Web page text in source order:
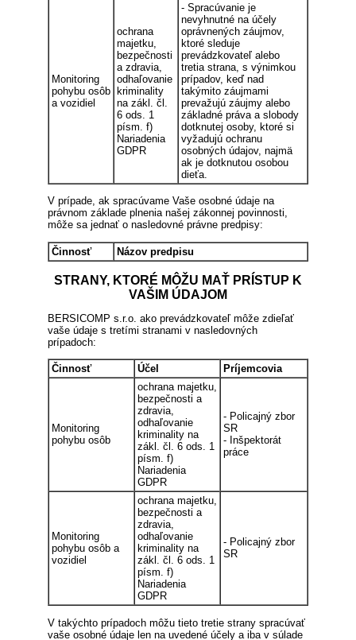
Monitoring
pohybu osôb
a vozidiel
ochrana
majetku,
bezpečnosti
a zdravia,
odhaľovanie
kriminality
na zákl. čl.
6 ods. 1
písm. f)
Nariadenia
GDPR
- Spracúvanie je
nevyhnutné na účely
oprávnených záujmov,
ktoré sleduje
prevádzkovateľ alebo
tretia strana, s výnimkou
prípadov, keď nad
takýmito záujmami
prevažujú záujmy alebo
základné práva a slobody
dotknutej osoby, ktoré si
vyžadujú ochranu
osobných údajov, najmä
ak je dotknutou osobou
dieťa.
V prípade, ak spracúvame Vaše osobné údaje na
právnom základe plnenia našej zákonnej povinnosti,
môže sa jednať o nasledovné právne predpisy:
Činnosť Názov predpisu
STRANY, KTORÉ MÔŽU MAŤ PRÍSTUP K
VAŠIM ÚDAJOM
BERSICOMP s.r.o. ako prevádzkovateľ môže zdieľať
vaše údaje s tretími stranami v nasledovných
prípadoch:
Činnosť Účel Príjemcovia
Monitoring
pohybu osôb
ochrana majetku,
bezpečnosti a
zdravia,
odhaľovanie
kriminality na
zákl. čl. 6 ods. 1
písm. f)
Nariadenia
GDPR
- Policajný zbor
SR
- Inšpektorát
práce
Monitoring
pohybu osôb a
vozidiel
ochrana majetku,
bezpečnosti a
zdravia,
odhaľovanie
kriminality na
zákl. čl. 6 ods. 1
písm. f)
Nariadenia
GDPR
- Policajný zbor
SR
V takýchto prípadoch môžu tieto tretie strany spracúvať
vaše osobné údaje len na uvedené účely a iba v súlade